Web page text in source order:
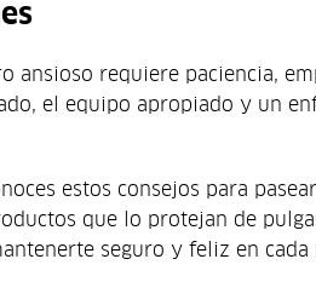
ansioso requiere paciencia,
el equipo apropiado y un
estos consejos para
que lo protejan de
seguro y feliz en cada